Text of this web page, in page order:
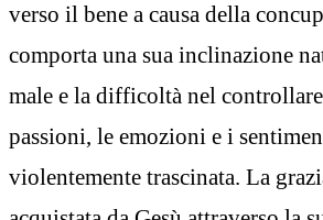
verso il bene a causa della
comporta una sua inclinazione
male e la difficoltà nel
passioni, le emozioni e i
violentemente trascinata. La